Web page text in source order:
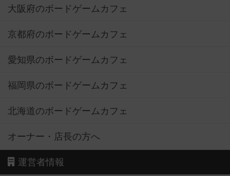
大阪府のボードゲームカフェ
京都府のボードゲームカフェ
愛知県のボードゲームカフェ
福岡県のボードゲームカフェ
北海道のボードゲームカフェ
オーナー・店長の方へ
運営者情報